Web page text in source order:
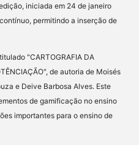
iniciada em 24 de janeiro
permitindo a inserção de
"CARTOGRAFIA DA
de autoria de Moisés
e Deive Barbosa Alves. Este
de gamificação no ensino
importantes para o ensino de